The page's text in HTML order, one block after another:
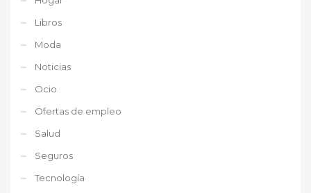
Libros
Moda
Noticias
Ocio
Ofertas de empleo
Salud
Seguros
Tecnología